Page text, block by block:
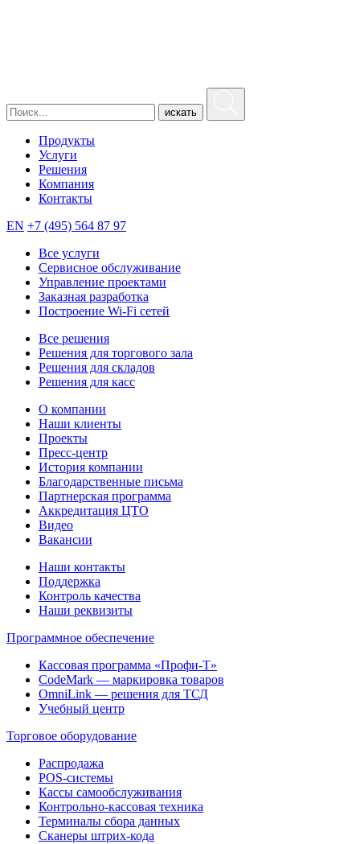
искать
Продукты
Услуги
Решения
Компания
Контакты
EN +7 (495) 564 87 97
Все услуги
Сервисное обслуживание
Управление проектами
Заказная разработка
Построение Wi-Fi сетей
Все решения
Решения для торгового зала
Решения для складов
Решения для касс
О компании
Наши клиенты
Проекты
Пресс-центр
История компании
Благодарственные письма
Партнерская программа
Аккредитация ЦТО
Видео
Вакансии
Наши контакты
Поддержка
Контроль качества
Наши реквизиты
Программное обеспечение
Кассовая программа «Профи-Т»
CodeMark — маркировка товаров
OmniLink — решения для ТСД
Учебный центр
Торговое оборудование
Распродажа
POS-системы
Кассы самообслуживания
Контрольно-кассовая техника
Терминалы сбора данных
Сканеры штрих-кода